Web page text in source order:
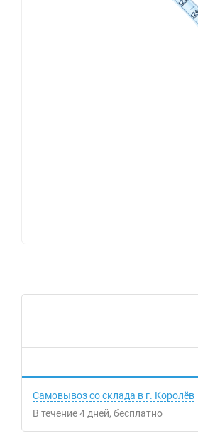
Самовывоз со склада в г. Королёв
В течение4 дней Бесплатно